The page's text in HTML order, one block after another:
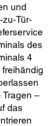
und
zu-Tür-
des
4
–
das